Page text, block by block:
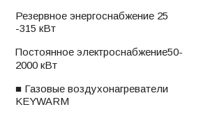
ㅤРезервное энергоснабжение 25
-315 кВт
ㅤПостоянное электроснабжениеㅤ50-
2000 кВт
■ Газовые воздухонагреватели
KEYWARM